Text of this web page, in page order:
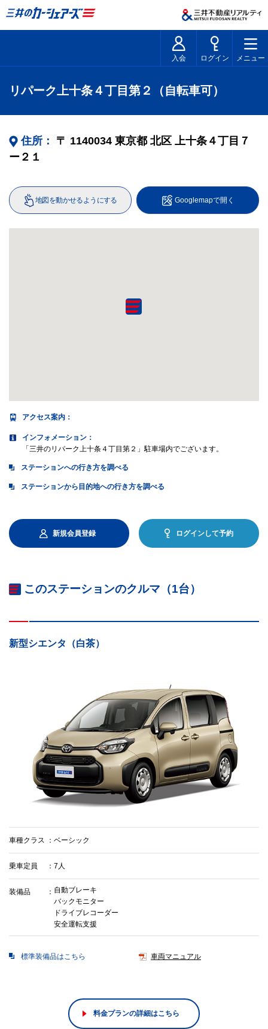
入会 ログイン メニュー
リパーク上十条４丁目第２（自転車可）
住所： 〒 1140034 東京都 北区 上十条４丁目７
ー２１
地図を動かせるようにする Googlemapで開く
アクセス案内 ：
インフォメーション：
「三井のリパーク上十条４丁目第２」駐車場内でございます。
ステーションへの行き方を調べる
ステーションから目的地への行き方を調べる
新規会員登録 ログインして予約
このステーションのクルマ（1台）
新型シエンタ（白茶）
車種クラス ベーシック
乗車定員 7人
装備品
自動ブレーキ
バックモニター
ドライブレコーダー
安全運転支援
標準装備品はこちら 車両マニュアル
料金プランの詳細はこちら